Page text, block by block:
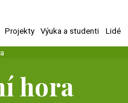
Projekty Výuka a studenti Lidé
hora